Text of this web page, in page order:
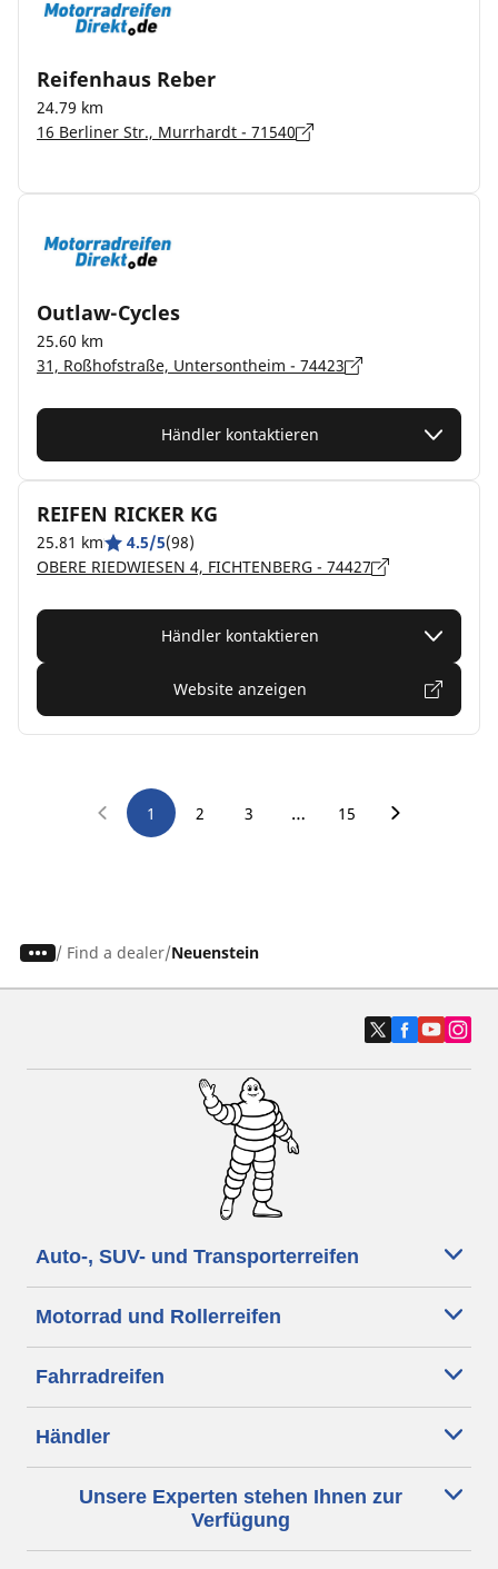
Reifenhaus Reber
24.79 km
16 Berliner Str., Murrhardt - 71540
Outlaw-Cycles
25.60 km
31, Roßhofstraße, Untersontheim - 74423
Händler kontaktieren
REIFEN RICKER KG
25.81 km 4.5/5(98)
OBERE RIEDWIESEN 4, FICHTENBERG - 74427
Händler kontaktieren
Website anzeigen
1 2 3 … 15
/ Find a dealer Neuenstein
Auto-, SUV- und Transporterreifen
Motorrad und Rollerreifen
Fahrradreifen
Händler
Unsere Experten stehen Ihnen zur
Verfügung